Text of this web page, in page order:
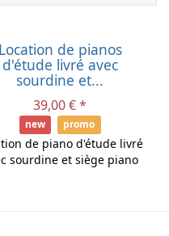
Location de pianos
d'étude livré avec
sourdine et...
39,00 € *
new promo
de piano d'étude livré
sourdine et siège piano